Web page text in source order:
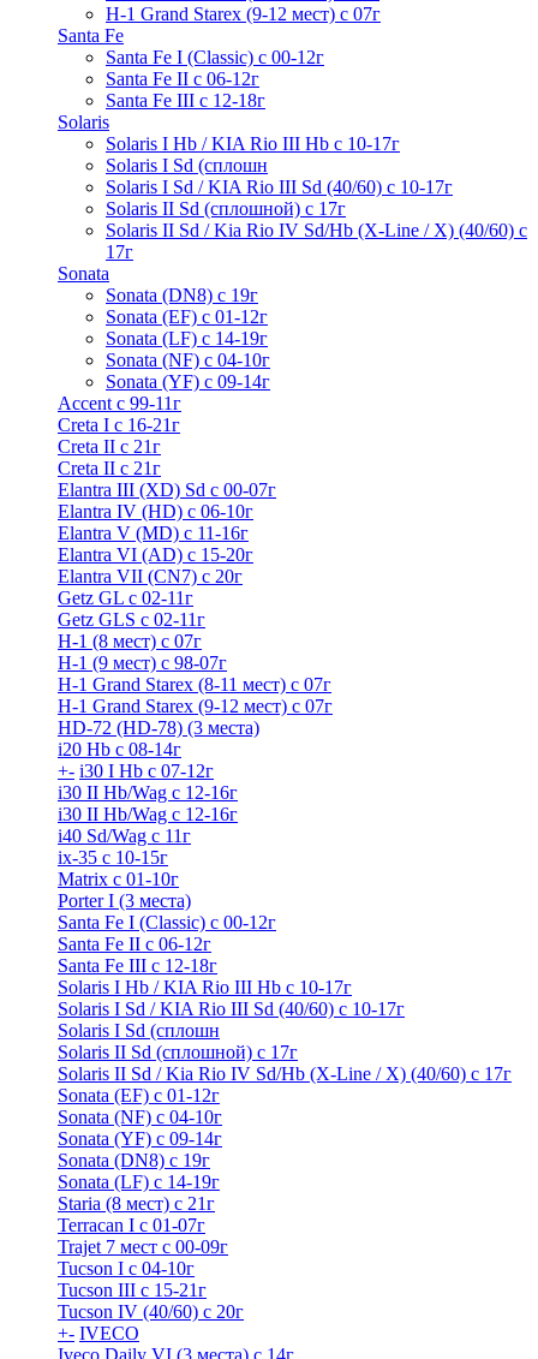
H-1 Grand Starex (9-12 мест) с 07г
Santa Fe
Santa Fe I (Classic) с 00-12г
Santa Fe II с 06-12г
Santa Fe III c 12-18г
Solaris
Solaris I Hb / KIA Rio III Hb с 10-17г
Solaris I Sd (сплошн
Solaris I Sd / KIA Rio III Sd (40/60) с 10-17г
Solaris II Sd (сплошной) с 17г
Solaris II Sd / Kia Rio IV Sd/Hb (X-Line / X) (40/60) с
17г
Sonata
Sonata (DN8) с 19г
Sonata (EF) с 01-12г
Sonata (LF) с 14-19г
Sonata (NF) с 04-10г
Sonata (YF) с 09-14г
Accent с 99-11г
Creta I с 16-21г
Creta II с 21г
Creta II с 21г
Elantra III (XD) Sd c 00-07г
Elantra IV (HD) с 06-10г
Elantra V (MD) c 11-16г
Elantra VI (AD) с 15-20г
Elantra VII (CN7) с 20г
Getz GL с 02-11г
Getz GLS с 02-11г
H-1 (8 мест) c 07г
H-1 (9 мест) c 98-07г
H-1 Grand Starex (8-11 мест) с 07г
H-1 Grand Starex (9-12 мест) с 07г
HD-72 (HD-78) (3 места)
i20 Hb с 08-14г
+- i30 I Hb с 07-12г
i30 II Hb/Wag с 12-16г
i30 II Hb/Wag с 12-16г
i40 Sd/Wag с 11г
ix-35 с 10-15г
Matrix с 01-10г
Porter I (3 места)
Santa Fe I (Classic) с 00-12г
Santa Fe II с 06-12г
Santa Fe III c 12-18г
Solaris I Hb / KIA Rio III Hb с 10-17г
Solaris I Sd / KIA Rio III Sd (40/60) с 10-17г
Solaris I Sd (сплошн
Solaris II Sd (сплошной) с 17г
Solaris II Sd / Kia Rio IV Sd/Hb (X-Line / X) (40/60) с 17г
Sonata (EF) с 01-12г
Sonata (NF) с 04-10г
Sonata (YF) с 09-14г
Sonata (DN8) с 19г
Sonata (LF) с 14-19г
Staria (8 мест) c 21г
Terracan I c 01-07г
Trajet 7 мест с 00-09г
Tucson I c 04-10г
Tucson III с 15-21г
Tucson IV (40/60) с 20г
+- IVECO
Iveco Daily VI (3 места) с 14г